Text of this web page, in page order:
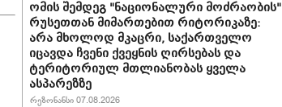
ომის შემდეგ "ნაციონალური მოძრაობის"
რუსეთთან მიმართებით რიტორიკაზე:
არა მხოლოდ მკაცრი, საქართველო
იცავდა ჩვენი ქვეყნის ღირსებას და
ტერიტორიულ მთლიანობას ყველა
ასპარეზზე
რეზონანსი 07.08.2026